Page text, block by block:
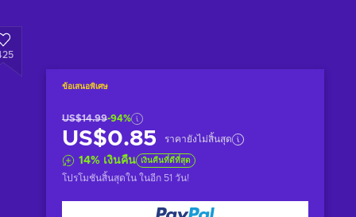
ข้อเสนอพิเศษ
US$14.99-94%
US$0.85 ราคายังไม่สิ้นสุด
14% เงินคืน เงินคืนที่ดีที่สุด
โปรโมชันสิ้นสุดใน ในอีก 51 วัน!